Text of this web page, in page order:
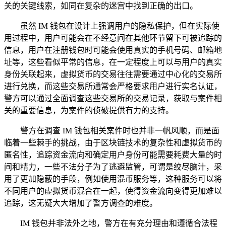
关的关键线索，如同在复杂的迷宫中找到正确的出口。
虽然 IM 钱包在设计上强调用户的隐私保护，但在实际使
用过程中，用户可能会在不经意间在其他环节留下可被追踪的
信息，用户在注册钱包时可能会使用真实的手机号码、邮箱地
址等，这些看似平常的信息，在一定程度上可以与用户的真实
身份关联起来，虚拟货币的交易往往需要通过中心化的交易所
进行兑换，而这些交易所通常会严格要求用户进行实名认证，
警方可以通过全面调查这些交易所的交易记录，获取与案件相
关的重要信息，为案件的侦破提供有力的支持。
警方在调查 IM 钱包相关案件时也并非一帆风顺，而是面
临着一些棘手的挑战，由于区块链技术的复杂性和虚拟货币的
匿名性，追踪资金流向和确定用户身份可能需要耗费大量的时
间和精力，一些不法分子为了逃避监管，可谓是绞尽脑汁，采
用了更加隐蔽的手段，例如使用混币服务等，这种服务可以将
不同用户的虚拟货币混合在一起，使得资金流向变得更加难以
追踪，这无疑大大增加了警方调查的难度。
IM 钱包并非法外之地，警方在有充分理由和遵循合法程